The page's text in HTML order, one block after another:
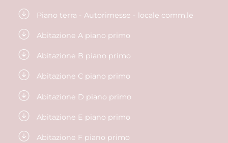
Piano terra - Autorimesse - locale comm.le
Abitazione A piano primo
Abitazione B piano primo
Abitazione C piano primo
Abitazione D piano primo
Abitazione E piano primo
Abitazione F piano primo